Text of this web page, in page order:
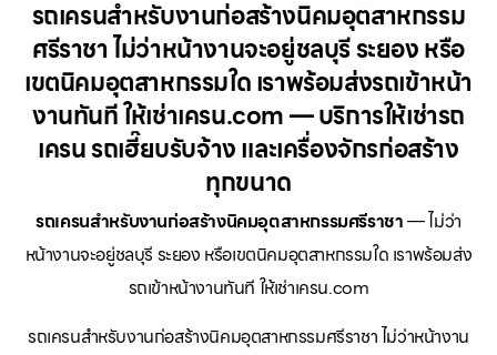
รถเครนสำหรับงานก่อสร้างนิคมอุตสาหกรรม
ศรีราชา ไม่ว่าหน้างานจะอยู่ชลบุรี ระยอง หรือ
เขตนิคมอุตสาหกรรมใด เราพร้อมส่งรถเข้าหน้า
งานทันที ให้เช่าเครน.com — บริการให้เช่ารถ
เครน รถเฮี๊ยบรับจ้าง และเครื่องจักรก่อสร้าง
ทุกขนาด
รถเครนสำหรับงานก่อสร้างนิคมอุตสาหกรรมศรีราชา— ไม่ว่า
หน้างานจะอยู่ชลบุรี ระยอง หรือเขตนิคมอุตสาหกรรมใด เราพร้อมส่ง
รถเข้าหน้างานทันที ให้เช่าเครน.com
รถเครนสำหรับงานก่อสร้างนิคมอุตสาหกรรมศรีราชา ไม่ว่าหน้างาน